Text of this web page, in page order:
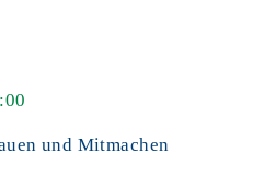
und Mitmachen